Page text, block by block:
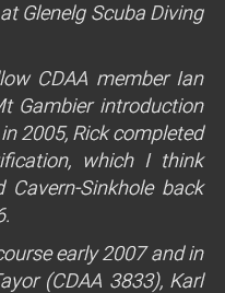
Glenelg Scuba Diving
CDAA member Ian
Gambier introduction
2005, Rick completed
which I think
Sinkhole back
early 2007 and in
(CDAA 3833), Karl